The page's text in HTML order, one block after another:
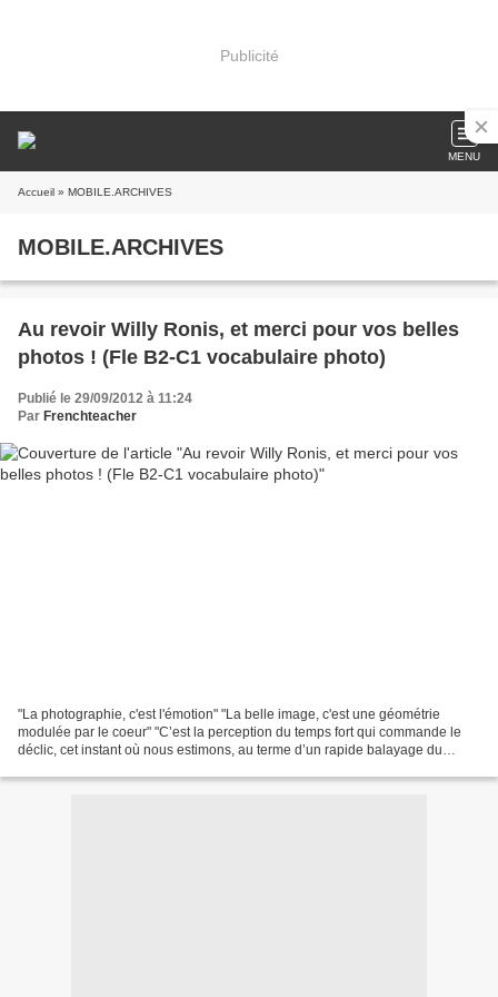
Publicité
MENU
Accueil » MOBILE.ARCHIVES
MOBILE.ARCHIVES
Au revoir Willy Ronis, et merci pour vos belles
photos ! (Fle B2-C1 vocabulaire photo)
Publié le 29/09/2012 à 11:24
Par Frenchteacher
"La photographie, c'est l'émotion" "La belle image, c'est une géométrie
modulée par le coeur" "C’est la perception du temps fort qui commande le
déclic, cet instant où nous estimons, au terme d’un rapide balayage du